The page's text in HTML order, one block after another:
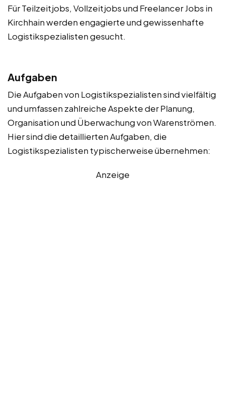
Für Teilzeitjobs, Vollzeitjobs und Freelancer Jobs in
Kirchhain werden engagierte und gewissenhafte
Logistikspezialisten gesucht.
Aufgaben
Die Aufgaben von Logistikspezialisten sind vielfältig
und umfassen zahlreiche Aspekte der Planung,
Organisation und Überwachung von Warenströmen.
Hier sind die detaillierten Aufgaben, die
Logistikspezialisten typischerweise übernehmen:
Anzeige